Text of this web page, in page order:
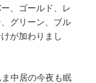
、ゴールド、レ
グリーン、ブル
が加わりまし
中居の今夜も眠